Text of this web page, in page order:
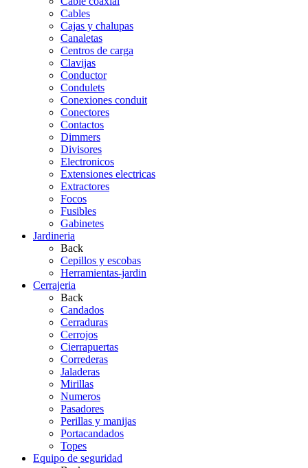
Cables
Cajas y chalupas
Canaletas
Centros de carga
Clavijas
Conductor
Condulets
Conexiones conduit
Conectores
Contactos
Dimmers
Divisores
Electronicos
Extensiones electricas
Extractores
Focos
Fusibles
Gabinetes
Jardineria
Back
Cepillos y escobas
Herramientas-jardin
Cerrajeria
Back
Candados
Cerraduras
Cerrojos
Cierrapuertas
Correderas
Jaladeras
Mirillas
Numeros
Pasadores
Perillas y manijas
Portacandados
Topes
Equipo de seguridad